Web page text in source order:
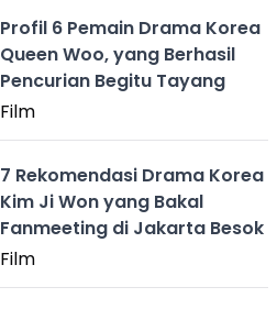
Profil 6 Pemain Drama Korea
Queen Woo, yang Berhasil
Pencurian Begitu Tayang
Film
7 Rekomendasi Drama Korea
Kim Ji Won yang Bakal
Fanmeeting di Jakarta Besok
Film